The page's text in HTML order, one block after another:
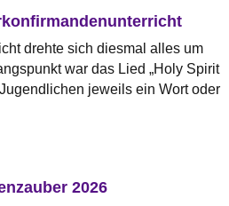
drehte sich diesmal alles um
war das Lied „Holy Spirit
jeweils ein Wort oder
2026